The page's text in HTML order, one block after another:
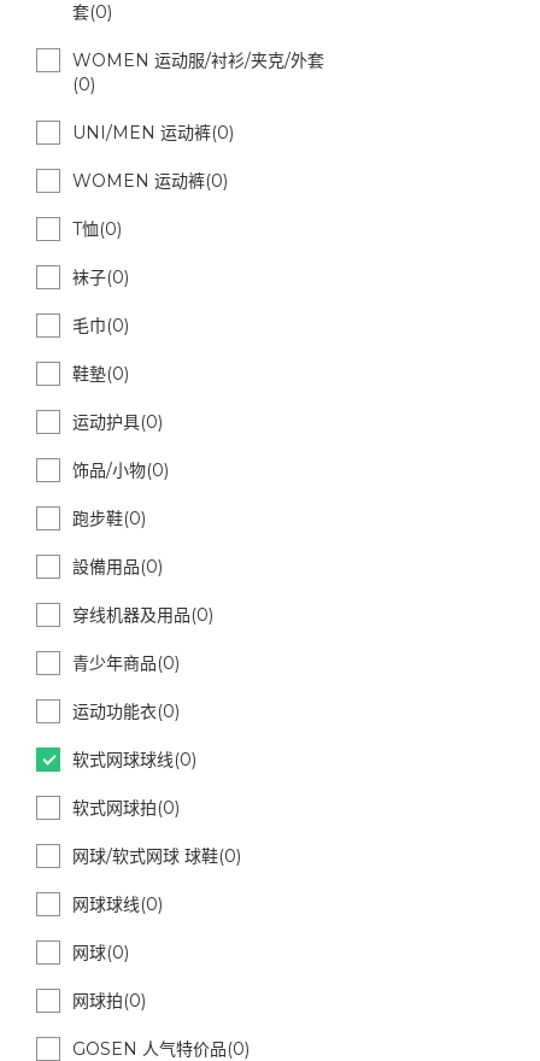
套(0)
WOMEN 运动服/衬衫/夹克/外套
(0)
UNI/MEN 运动裤(0)
WOMEN 运动裤(0)
T恤(0)
袜子(0)
毛巾(0)
鞋墊(0)
运动护具(0)
饰品/小物(0)
跑步鞋(0)
設備用品(0)
穿线机器及用品(0)
青少年商品(0)
运动功能衣(0)
软式网球球线(0)
软式网球拍(0)
网球/软式网球 球鞋(0)
网球球线(0)
网球(0)
网球拍(0)
GOSEN 人气特价品(0)